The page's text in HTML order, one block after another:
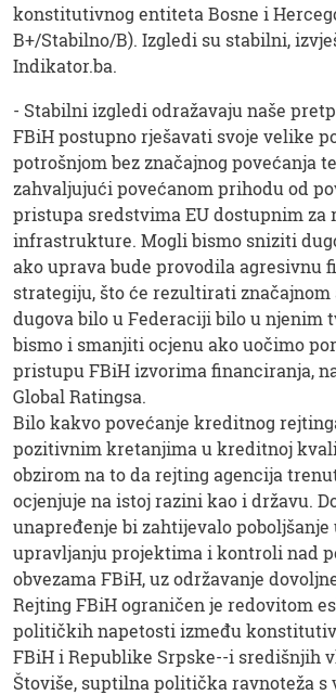
konstitutivnog entiteta Bosne i
B+/Stabilno/B). Izgledi su stabilni,
Indikator.ba.
- Stabilni izgledi odražavaju naše
FBiH postupno rješavati svoje velike
potrošnjom bez značajnog povećanja
zahvaljujući povećanom prihodu od
pristupa sredstvima EU dostupnim za
infrastrukture. Mogli bismo sniziti
ako uprava bude provodila agresivnu
strategiju, što će rezultirati
dugova bilo u Federaciji bilo u njenim
bismo i smanjiti ocjenu ako uočimo
pristupu FBiH izvorima financiranja,
Global Ratingsa.
Bilo kakvo povećanje kreditnog
pozitivnim kretanjima u kreditnoj
obzirom na to da rejting agencija
ocjenjuje na istoj razini kao i državu.
unapređenje bi zahtijevalo
upravljanju projektima i kontroli nad
obvezama FBiH, uz održavanje
Rejting FBiH ograničen je redovitom
političkih napetosti između
FBiH i Republike Srpske--i središnjih
Štoviše, suptilna politička ravnoteža s